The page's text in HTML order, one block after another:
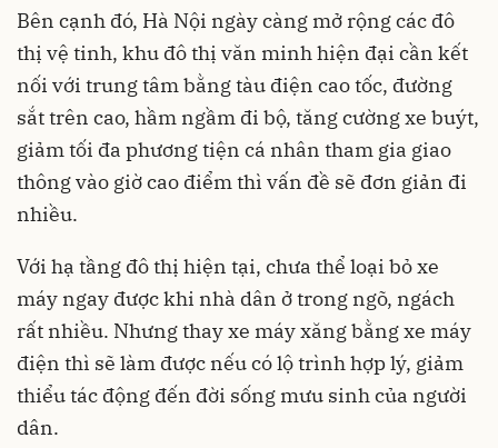
Bên cạnh đó, Hà Nội ngày càng mở rộng các đô
thị vệ tinh, khu đô thị văn minh hiện đại cần kết
nối với trung tâm bằng tàu điện cao tốc, đường
sắt trên cao, hầm ngầm đi bộ, tăng cường xe buýt,
giảm tối đa phương tiện cá nhân tham gia giao
thông vào giờ cao điểm thì vấn đề sẽ đơn giản đi
nhiều.
Với hạ tầng đô thị hiện tại, chưa thể loại bỏ xe
máy ngay được khi nhà dân ở trong ngõ, ngách
rất nhiều. Nhưng thay xe máy xăng bằng xe máy
điện thì sẽ làm được nếu có lộ trình hợp lý, giảm
thiểu tác động đến đời sống mưu sinh của người
dân.